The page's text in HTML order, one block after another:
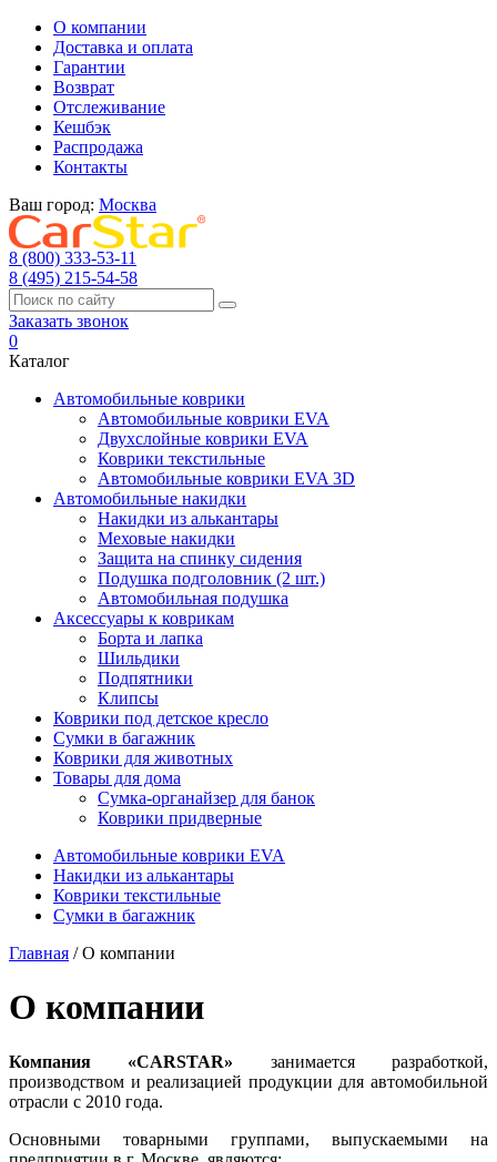
О компании
Доставка и оплата
Гарантии
Возврат
Отслеживание
Кешбэк
Распродажа
Контакты
Ваш город: Москва
8 (800) 333-53-11
8 (495) 215-54-58
Заказать звонок
0
Каталог
Автомобильные коврики
Автомобильные коврики EVA
Двухслойные коврики EVA
Коврики текстильные
Автомобильные коврики EVA 3D
Автомобильные накидки
Накидки из алькантары
Меховые накидки
Защита на спинку сидения
Подушка подголовник (2 шт.)
Автомобильная подушка
Аксессуары к коврикам
Борта и лапка
Шильдики
Подпятники
Клипсы
Коврики под детское кресло
Сумки в багажник
Коврики для животных
Товары для дома
Сумка-органайзер для банок
Коврики придверные
Автомобильные коврики EVA
Накидки из алькантары
Коврики текстильные
Сумки в багажник
Главная / О компании
О компании
Компания «CARSTAR» занимается разработкой,
производством и реализацией продукции для автомобильной
отрасли с 2010 года.
Основными товарными группами, выпускаемыми на